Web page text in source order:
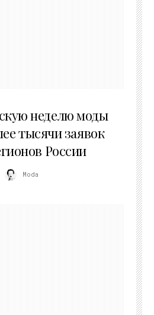
неделю моды
тысячи заявок
России
Moda